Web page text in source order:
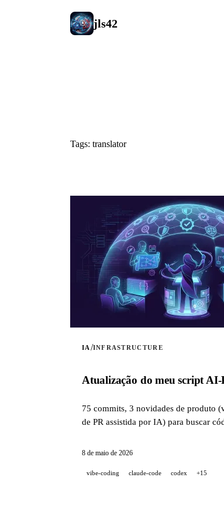
jls42
Tags: translator
IA /INFRASTRUCTURE
Atualização do meu script
75 commits, 3 novidades de produto
de PR assistida por IA) para buscar
8 de maio de 2026
vibe-coding claude-code codex +15